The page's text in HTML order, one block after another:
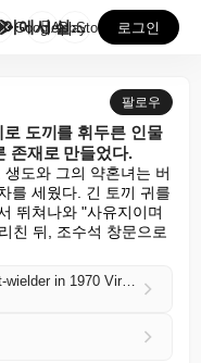
버니 맨은 1970년 버지니아에서 실제로 도끼를 휘두른...
GooglePlay
AppStore 로그인
팔로우
도끼를 휘두른 인물
존재로 만들었다.
도와 그의 약혼녀는 버
를 세웠다. 긴 토끼 귀를
뛰쳐나와 "사유지이며
친 뒤, 조수석 창문으로
The Bunny Man was a real hatchet-wielder in 1970 Virginia — but the internet turned him into something else entirely